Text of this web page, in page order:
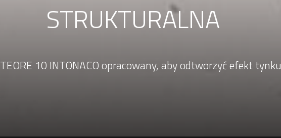
STRUKTURALNA
10 INTONACO opracowany, aby odtworzyć efekt tynku